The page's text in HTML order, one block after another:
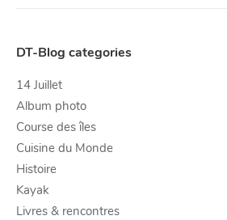
DT-Blog categories
14 Juillet
Album photo
Course des îles
Cuisine du Monde
Histoire
Kayak
Livres & rencontres